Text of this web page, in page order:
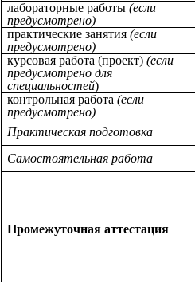
лабораторные работы (если
предусмотрено)
практические занятия (если
предусмотрено)
курсовая работа (проект) (если
предусмотрено для
специальностей)
контрольная работа (если
предусмотрено)
Практическая подготовка
Самостоятельная работа
Промежуточная аттестация